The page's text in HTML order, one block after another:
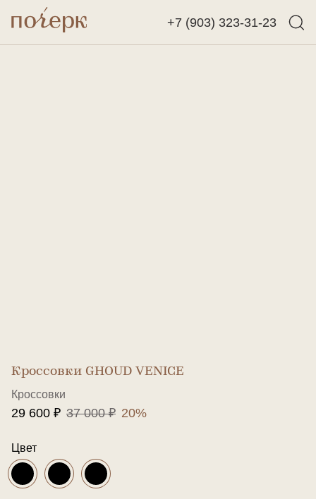
+7 (903) 323-31-23
Назад
Кроссовки GHOUD VENICE
Кроссовки
29 600 ₽ 37 000 ₽ 20%
Цвет